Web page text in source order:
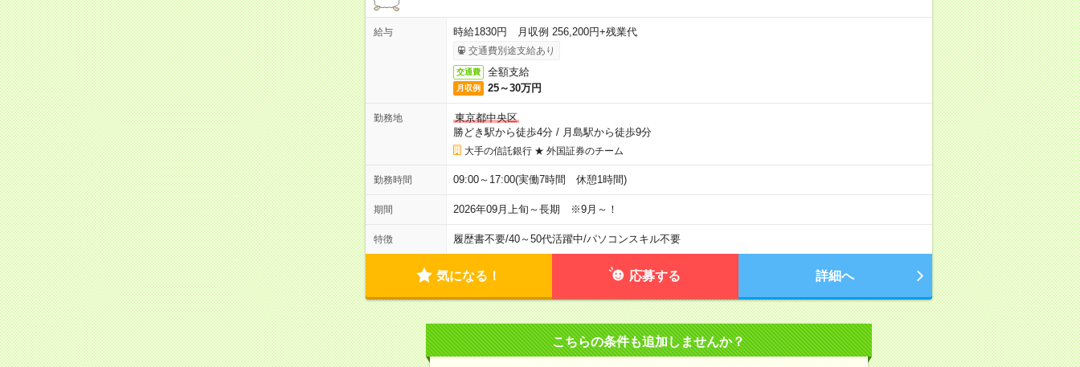
給与 時給1830円 月収例 256,200円+残業代
交通費別途支給あり
交通費 全額支給
月収例 25～30万円
勤務地
東京都中央区
勝どき駅から徒歩4分/ 月島駅から徒歩9分
大手の信託銀行 ★ 外国証券のチーム
勤務時間 09:00～17:00(実働7時間 休憩1時間)
期間 2026年09月上旬～長期 ※9月～！
特徴 履歴書不要/40～50代活躍中/パソコンスキル不要
気になる！ 応募する 詳細へ
こちらの条件も追加しませんか？